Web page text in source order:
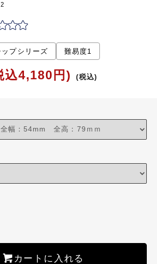
プシリーズ 難易度1
込4,180円) (税込)
カートに入れる